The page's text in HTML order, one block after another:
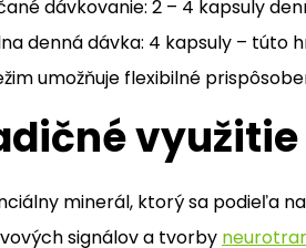
dávkovanie: 2 – 4 kapsuly
denná dávka: 4 kapsuly – túto
umožňuje flexibilné
využitie
minerál, ktorý sa podieľa
signálov a tvorby